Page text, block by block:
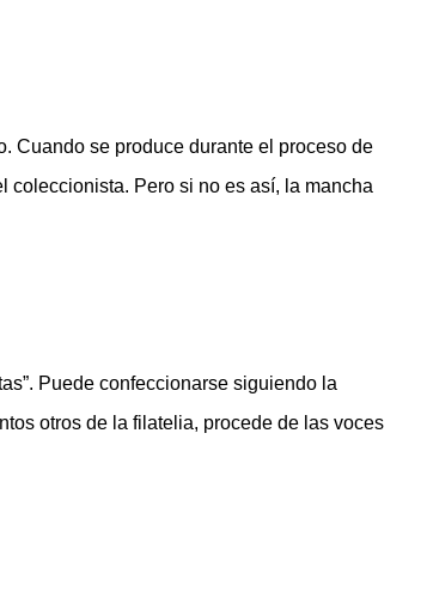
Cuando se produce durante el proceso de
coleccionista. Pero si no es así, la mancha
Puede confeccionarse siguiendo la
otros de la filatelia, procede de las voces